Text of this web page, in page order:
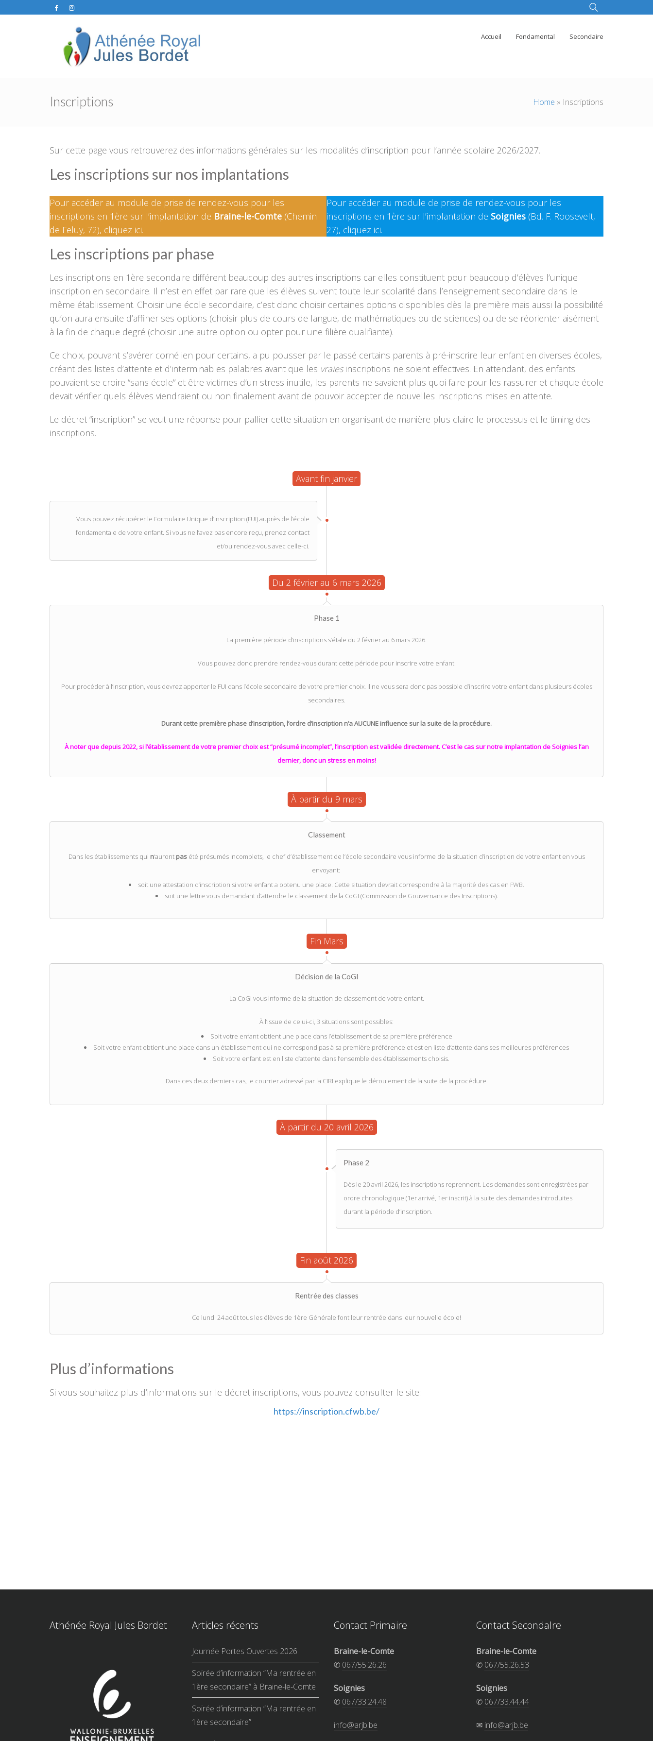
Accueil Fondamental Secondaire
Inscriptions Home » Inscriptions
Sur cette page vous retrouverez des informations générales sur les modalités d’inscription pour l’année scolaire 2026/2027.
Les inscriptions sur nos implantations
Pour accéder au module de prise de rendez-vous pour les
inscriptions en 1ère sur l’implantation de Braine-le-Comte (Chemin
de Feluy, 72), cliquez ici.
Pour accéder au module de prise de rendez-vous pour les
inscriptions en 1ère sur l’implantation de Soignies (Bd. F. Roosevelt,
27), cliquez ici.
Les inscriptions par phase
Les inscriptions en 1ère secondaire différent beaucoup des autres inscriptions car elles constituent pour beaucoup d’élèves l’unique
inscription en secondaire. Il n’est en effet par rare que les élèves suivent toute leur scolarité dans l’enseignement secondaire dans le
même établissement. Choisir une école secondaire, c’est donc choisir certaines options disponibles dès la première mais aussi la possibilité
qu’on aura ensuite d’affiner ses options (choisir plus de cours de langue, de mathématiques ou de sciences) ou de se réorienter aisément
à la fin de chaque degré (choisir une autre option ou opter pour une filière qualifiante).
Ce choix, pouvant s’avérer cornélien pour certains, a pu pousser par le passé certains parents à pré-inscrire leur enfant en diverses écoles,
créant des listes d’attente et d’interminables palabres avant que les vraiesinscriptions ne soient effectives. En attendant, des enfants
pouvaient se croire “sans école” et être victimes d’un stress inutile, les parents ne savaient plus quoi faire pour les rassurer et chaque école
devait vérifier quels élèves viendraient ou non finalement avant de pouvoir accepter de nouvelles inscriptions mises en attente.
Le décret “inscription” se veut une réponse pour pallier cette situation en organisant de manière plus claire le processus et le timing des
inscriptions.
Avant fin janvier
Vous pouvez récupérer le Formulaire Unique d’Inscription (FUI) auprès de l’école
fondamentale de votre enfant. Si vous ne l’avez pas encore reçu, prenez contact
et/ou rendez-vous avec celle-ci.
Du 2 février au 6 mars 2026
Phase 1
La première période d’inscriptions s’étale du 2 février au 6 mars 2026.
Vous pouvez donc prendre rendez-vous durant cette période pour inscrire votre enfant.
Pour procéder à l’inscription, vous devrez apporter le FUI dans l’école secondaire de votre premier choix. Il ne vous sera donc pas possible d’inscrire votre enfant dans plusieurs écoles
secondaires.
Durant cette première phase d’inscription, l’ordre d’inscription n’a AUCUNE influence sur la suite de la procédure.
À noter que depuis 2022, si l’établissement de votre premier choix est “présumé incomplet”, l’inscription est validée directement. C’est le cas sur notre implantation de Soignies l’an
dernier, donc un stress en moins!
À partir du 9 mars
Classement
Dans les établissements qui n‘auront pasété présumés incomplets, le chef d’établissement de l’école secondaire vous informe de la situation d’inscription de votre enfant en vous
envoyant:
soit une attestation d’inscription si votre enfant a obtenu une place. Cette situation devrait correspondre à la majorité des cas en FWB.
soit une lettre vous demandant d’attendre le classement de la CoGI (Commission de Gouvernance des Inscriptions).
Fin Mars
Décision de la CoGI
La CoGI vous informe de la situation de classement de votre enfant.
À l’issue de celui-ci, 3 situations sont possibles:
Soit votre enfant obtient une place dans l’établissement de sa première préférence
Soit votre enfant obtient une place dans un établissement qui ne correspond pas à sa première préférence et est en liste d’attente dans ses meilleures préférences
Soit votre enfant est en liste d’attente dans l’ensemble des établissements choisis.
Dans ces deux derniers cas, le courrier adressé par la CIRI explique le déroulement de la suite de la procédure.
À partir du 20 avril 2026
Phase 2
Dès le 20 avril 2026, les inscriptions reprennent. Les demandes sont enregistrées par
ordre chronologique (1er arrivé, 1er inscrit) à la suite des demandes introduites
durant la période d’inscription.
Fin août 2026
Rentrée des classes
Ce lundi 24 août tous les élèves de 1ère Générale font leur rentrée dans leur nouvelle école!
Plus d’informations
Si vous souhaitez plus d’informations sur le décret inscriptions, vous pouvez consulter le site:
https://inscription.cfwb.be/
Athénée Royal Jules Bordet Articles récents
Journée Portes Ouvertes 2026
Soirée d’information “Ma rentrée en
1ère secondaire” à Braine-le-Comte
Soirée d’information “Ma rentrée en
1ère secondaire”
Contact Primaire
Braine-le-Comte
✆ 067/55.26.26
Soignies
✆ 067/33.24.48
info@arjb.be
Contact Secondalre
Braine-le-Comte
✆ 067/55.26.53
Soignies
✆ 067/33.44.44
✉ info@arjb.be